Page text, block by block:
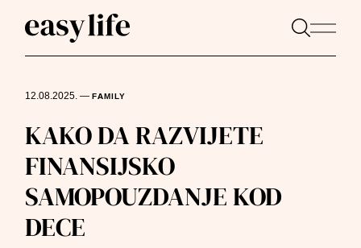
12.08.2025.—FAMILY
KAKO DA RAZVIJETE
FINANSIJSKO
SAMOPOUZDANJE KOD
DECE